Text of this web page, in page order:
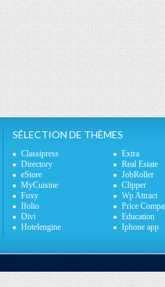
SÉLECTION DE THÈMES
Classipress
Extra
Directory
Real Estate
eStore
JobRoller
MyCuisine
Clipper
Foxy
Wp Attract
Ifolio
Price
Divi
Education
Hotelengine
Iphone app